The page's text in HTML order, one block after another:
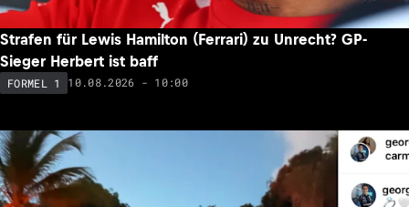
Strafen für Lewis Hamilton (Ferrari) zu Unrecht? GP-
Sieger Herbert ist baff
FORMEL 1 10.08.2026 - 10:00